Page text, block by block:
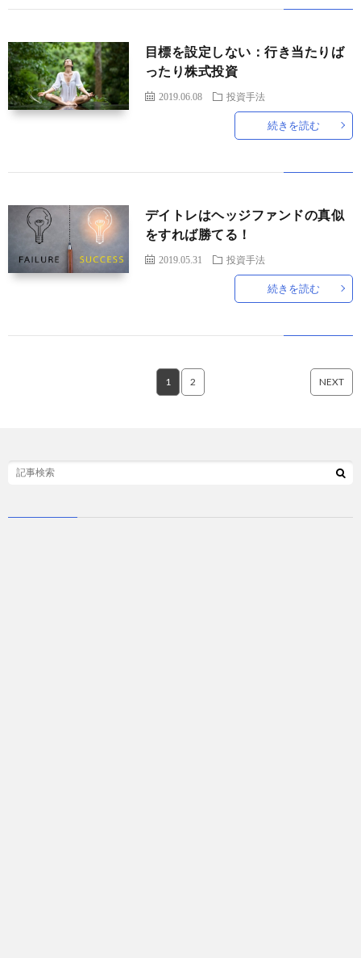
目標を設定しない：行き当たりば
ったり株式投資
2019.06.08 投資手法
続きを読む
デイトレはヘッジファンドの真似
をすれば勝てる！
2019.05.31 投資手法
続きを読む
1 2 NEXT